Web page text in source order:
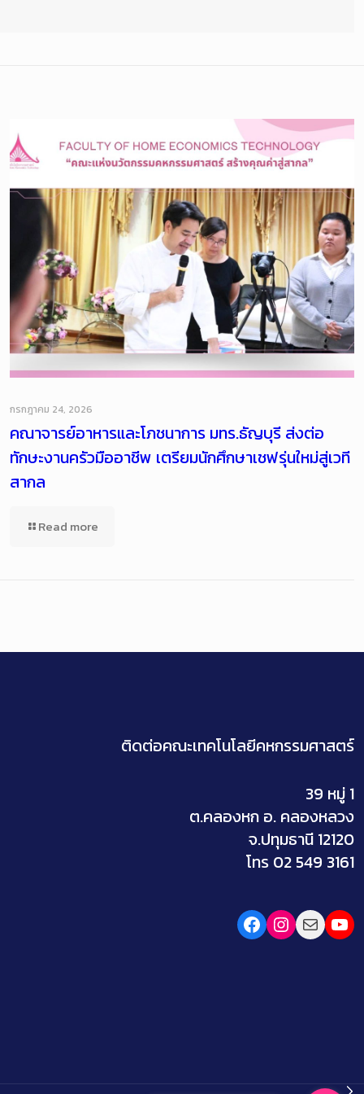
กรกฎาคม 24, 2026
คณาจารย์อาหารและโภชนาการ มทร.ธัญบุรี ส่งต่อ
ทักษะงานครัวมืออาชีพ เตรียมนักศึกษาเชฟรุ่นใหม่สู่เวที
สากล
Read more
ติดต่อคณะเทคโนโลยีคหกรรมศาสตร์
39 หมู่ 1
ต.คลองหก อ. คลองหลวง
จ.ปทุมธานี 12120
โทร 02 549 3161
Facebook
Instagram
Mail